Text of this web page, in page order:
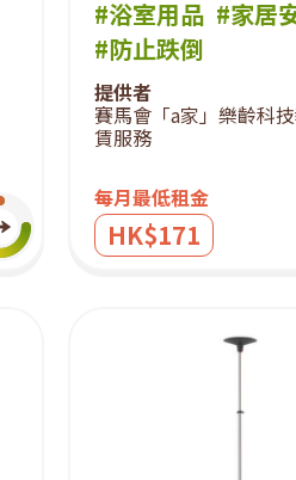
#浴室用品 #家居
#防止跌倒
提供者
賽馬會「a家」樂齡科
賃服務
每月最低租金
HK$171